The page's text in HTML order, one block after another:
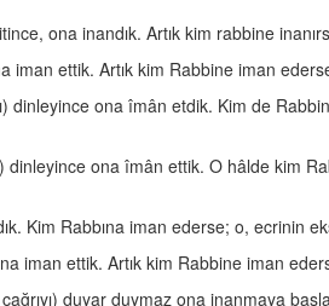
ona inandık. Artık kim rabbine
iman ettik. Artık kim Rabbine iman
dinleyince ona îmân etdik. Kim de
dinleyince ona îmân ettik. O hâlde kim
Kim Rabbına iman ederse; o, ecrinin
iman ettik. Artık kim Rabbine iman
duyar duymaz ona inanmaya